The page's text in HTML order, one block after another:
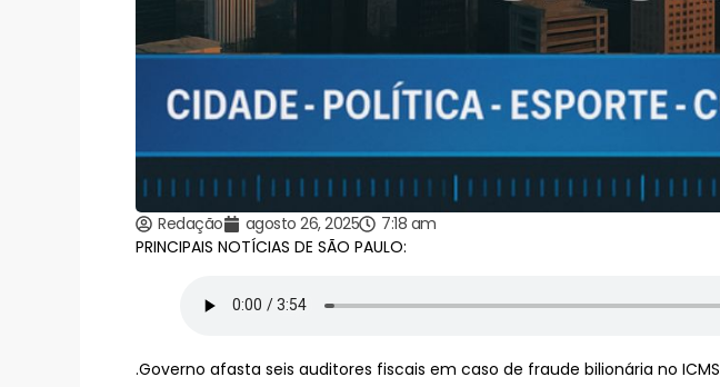
Redação agosto 26, 2025
7:18 am
PRINCIPAIS NOTÍCIAS DE SÃO PAULO:
.Governo afasta seis auditores fiscais em caso de fraude bilionária no ICMS